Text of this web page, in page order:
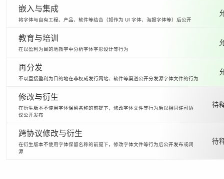
嵌入与集成
将字体与自有工程、产品、软件等结合（如作为 UI 字体、海报字体等）后公开
教育与培训
在以盈利为目的地教学中分析字体字形设计等行为
再分发
不以直接盈利为目的地在非权威发行网站、软件等渠道公开分发源字体文件的行为
修改与衍生
在衍生版本不使用字体保留名称的前提下，修改字体文件等行为后以相同许可协
议公开发布
待
跨协议修改与衍生
在衍生版本不使用字体保留名称的前提下，修改字体文件等行为后公开发布或闭
源
待